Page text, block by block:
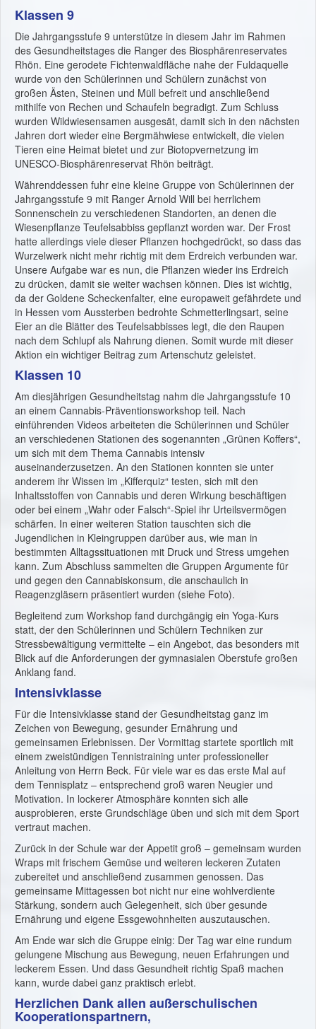
Klassen 9
Die Jahrgangsstufe 9 unterstütze in diesem Jahr im Rahmen
des Gesundheitstages die Ranger des Biosphärenreservates
Rhön. Eine gerodete Fichtenwaldfläche nahe der Fuldaquelle
wurde von den Schülerinnen und Schülern zunächst von
großen Ästen, Steinen und Müll befreit und anschließend
mithilfe von Rechen und Schaufeln begradigt. Zum Schluss
wurden Wildwiesensamen ausgesät, damit sich in den nächsten
Jahren dort wieder eine Bergmähwiese entwickelt, die vielen
Tieren eine Heimat bietet und zur Biotopvernetzung im
UNESCO-Biosphärenreservat Rhön beiträgt.
Währenddessen fuhr eine kleine Gruppe von Schülerinnen der
Jahrgangsstufe 9 mit Ranger Arnold Will bei herrlichem
Sonnenschein zu verschiedenen Standorten, an denen die
Wiesenpflanze Teufelsabbiss gepflanzt worden war. Der Frost
hatte allerdings viele dieser Pflanzen hochgedrückt, so dass das
Wurzelwerk nicht mehr richtig mit dem Erdreich verbunden war.
Unsere Aufgabe war es nun, die Pflanzen wieder ins Erdreich
zu drücken, damit sie weiter wachsen können. Dies ist wichtig,
da der Goldene Scheckenfalter, eine europaweit gefährdete und
in Hessen vom Aussterben bedrohte Schmetterlingsart, seine
Eier an die Blätter des Teufelsabbisses legt, die den Raupen
nach dem Schlupf als Nahrung dienen. Somit wurde mit dieser
Aktion ein wichtiger Beitrag zum Artenschutz geleistet.
Klassen 10
Am diesjährigen Gesundheitstag nahm die Jahrgangsstufe 10
an einem Cannabis-Präventionsworkshop teil. Nach
einführenden Videos arbeiteten die Schülerinnen und Schüler
an verschiedenen Stationen des sogenannten „Grünen Koffers“,
um sich mit dem Thema Cannabis intensiv
auseinanderzusetzen. An den Stationen konnten sie unter
anderem ihr Wissen im „Kifferquiz“ testen, sich mit den
Inhaltsstoffen von Cannabis und deren Wirkung beschäftigen
oder bei einem „Wahr oder Falsch“-Spiel ihr Urteilsvermögen
schärfen. In einer weiteren Station tauschten sich die
Jugendlichen in Kleingruppen darüber aus, wie man in
bestimmten Alltagssituationen mit Druck und Stress umgehen
kann. Zum Abschluss sammelten die Gruppen Argumente für
und gegen den Cannabiskonsum, die anschaulich in
Reagenzgläsern präsentiert wurden (siehe Foto).
Begleitend zum Workshop fand durchgängig ein Yoga-Kurs
statt, der den Schülerinnen und Schülern Techniken zur
Stressbewältigung vermittelte – ein Angebot, das besonders mit
Blick auf die Anforderungen der gymnasialen Oberstufe großen
Anklang fand.
Intensivklasse
Für die Intensivklasse stand der Gesundheitstag ganz im
Zeichen von Bewegung, gesunder Ernährung und
gemeinsamen Erlebnissen. Der Vormittag startete sportlich mit
einem zweistündigen Tennistraining unter professioneller
Anleitung von Herrn Beck. Für viele war es das erste Mal auf
dem Tennisplatz – entsprechend groß waren Neugier und
Motivation. In lockerer Atmosphäre konnten sich alle
ausprobieren, erste Grundschläge üben und sich mit dem Sport
vertraut machen.
Zurück in der Schule war der Appetit groß – gemeinsam wurden
Wraps mit frischem Gemüse und weiteren leckeren Zutaten
zubereitet und anschließend zusammen genossen. Das
gemeinsame Mittagessen bot nicht nur eine wohlverdiente
Stärkung, sondern auch Gelegenheit, sich über gesunde
Ernährung und eigene Essgewohnheiten auszutauschen.
Am Ende war sich die Gruppe einig: Der Tag war eine rundum
gelungene Mischung aus Bewegung, neuen Erfahrungen und
leckerem Essen. Und dass Gesundheit richtig Spaß machen
kann, wurde dabei ganz praktisch erlebt.
Herzlichen Dank allen außerschulischen
Kooperationspartnern,